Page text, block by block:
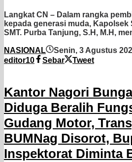
Langkat CN – Dalam rangka
kepada generasi muda, Kapolsek
SMT. Purba Tanjung, S.H, M.H,
NASIONAL Senin, 3 Agustus
editor10
Sebar Tweet
Kantor Nagori
Diduga Beralih
Gudang Motor,
BUMNag Disorot,
Inspektorat Diminta